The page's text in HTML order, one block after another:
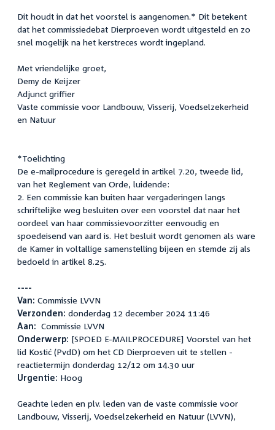
Dit houdt in dat het voorstel is aangenomen.* Dit betekent
dat het commissiedebat Dierproeven wordt uitgesteld en zo
snel mogelijk na het kerstreces wordt ingepland.
Met vriendelijke groet,
Demy de Keijzer
Adjunct griffier
Vaste commissie voor Landbouw, Visserij, Voedselzekerheid
en Natuur
*Toelichting
De e-mailprocedure is geregeld in artikel 7.20, tweede lid,
van het Reglement van Orde, luidende:
2. Een commissie kan buiten haar vergaderingen langs
schriftelijke weg besluiten over een voorstel dat naar het
oordeel van haar commissievoorzitter eenvoudig en
spoedeisend van aard is. Het besluit wordt genomen als ware
de Kamer in voltallige samenstelling bijeen en stemde zij als
bedoeld in artikel 8.25.
----
Van: Commissie LVVN
Verzonden: donderdag 12 december 2024 11:46
Aan: Commissie LVVN
Onderwerp: [SPOED E-MAILPROCEDURE] Voorstel van het
lid Kostić (PvdD) om het CD Dierproeven uit te stellen -
reactietermijn donderdag 12/12 om 14.30 uur
Urgentie: Hoog
Geachte leden en plv. leden van de vaste commissie voor
Landbouw, Visserij, Voedselzekerheid en Natuur (LVVN),